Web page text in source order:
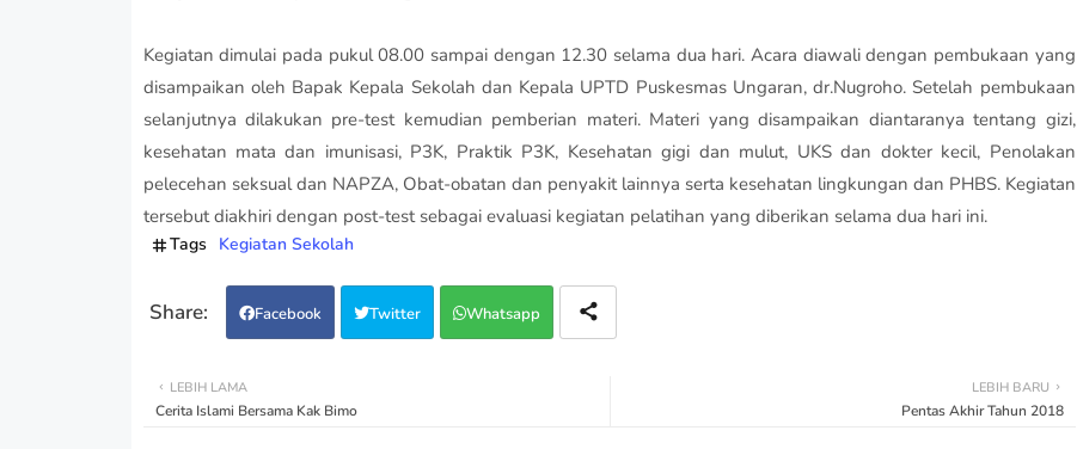
Kegiatan dimulai pada pukul 08.00 sampai dengan 12.30 selama dua hari. Acara diawali dengan pembukaan yang
disampaikan oleh Bapak Kepala Sekolah dan Kepala UPTD Puskesmas Ungaran, dr.Nugroho. Setelah pembukaan
selanjutnya dilakukan pre-test kemudian pemberian materi. Materi yang disampaikan diantaranya tentang gizi,
kesehatan mata dan imunisasi, P3K, Praktik P3K, Kesehatan gigi dan mulut, UKS dan dokter kecil, Penolakan
pelecehan seksual dan NAPZA, Obat-obatan dan penyakit lainnya serta kesehatan lingkungan dan PHBS. Kegiatan
tersebut diakhiri dengan post-test sebagai evaluasi kegiatan pelatihan yang diberikan selama dua hari ini.
Tags Kegiatan Sekolah
Facebook Twitter Whatsapp
LEBIH BARU
Pentas Akhir Tahun 2018
LEBIH LAMA
Cerita Islami Bersama Kak Bimo